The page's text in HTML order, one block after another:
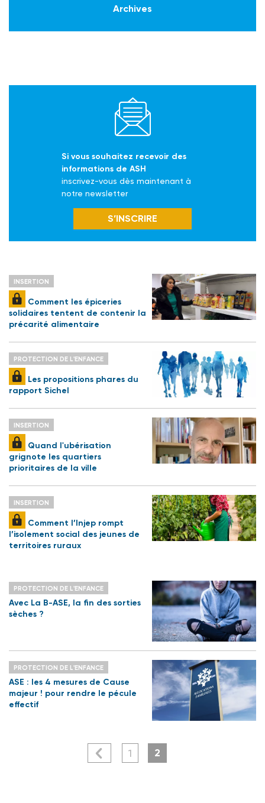
Archives
Si vous souhaitez recevoir des
informations de ASH
inscrivez-vous dès maintenant à
notre newsletter
S’INSCRIRE
INSERTION
Comment les épiceries
solidaires tentent de contenir la
précarité alimentaire
PROTECTION DE L'ENFANCE
Les propositions phares du
rapport Sichel
INSERTION
Quand l'ubérisation
grignote les quartiers
prioritaires de la ville
INSERTION
Comment l’Injep rompt
l’isolement social des jeunes de
territoires ruraux
PROTECTION DE L'ENFANCE
Avec La B-ASE, la fin des sorties
sèches ?
PROTECTION DE L'ENFANCE
ASE : les 4 mesures de Cause
majeur ! pour rendre le pécule
effectif
1 2